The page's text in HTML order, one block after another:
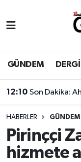
GÜNDEM DERGİ
12:10 Son Dakika:
HABERLER GÜNDEM
Pirinççi
hizmete
BİLİM
DERGİ
DÜNYA
EĞİTİM
Eyüpsultan
Eyüpsultan
Süper Lig
Tüm Manşetler
Son Dakika